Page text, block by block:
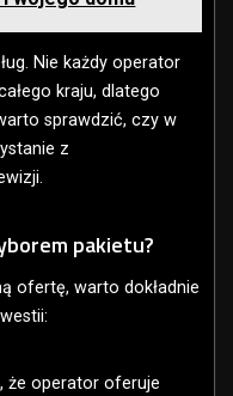
Nie każdy operator
kraju, dlatego
sprawdzić, czy w
z
pakietu?
ofertę, warto dokładnie
że operator oferuje